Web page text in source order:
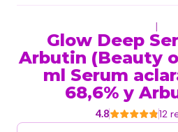
Glow Deep
Arbutin (Beauty
ml Serum
68,6% y
4.8